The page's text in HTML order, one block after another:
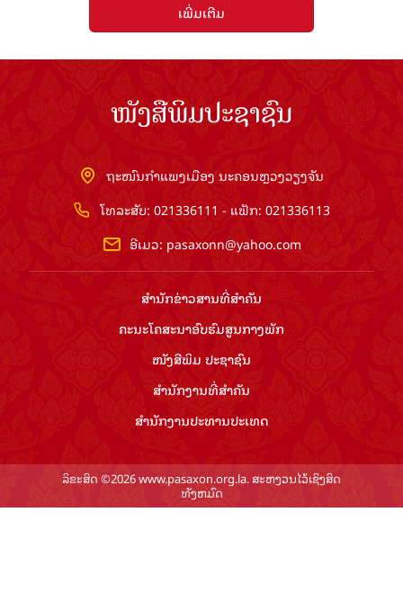
ເພີ່ມເຕີມ
ໜັງສືພິມປະຊາຊົນ
ຖະໜົນກຳແພງເມືອງ ນະຄອນຫຼວງວຽງຈັນ
ໂທລະສັບ: 021336111 - ແຟັກ: 021336113
ອີເມວ: pasaxonn@yahoo.com
ສຳ​ນັກ​ຂ່າວ​ສານ​ທີ່​ສຳ​ຄັນ​
ຄະນະໂຄສະນາອົບຮົມ​ສູນ​ກາງ​ພັກ
ໜັງສືພິມ ປະ​ຊາ​ຊົນ
ສຳ​ນັກ​ງານ​ທີ່​ສຳ​ຄັນ
ສຳ​ນັກ​ງານ​ປະ​ທານ​ປະ​ເທດ
ລິຂະສິດ ©2026 www.pasaxon.org.la. ສະຫງວນໄວ້ເຊິງສິດ
ທັງຫມົດ